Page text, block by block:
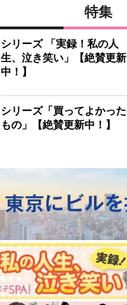
特集
シリーズ 「実録！私の人
生、泣き笑い」【絶賛更新
中！】
シリーズ「買ってよかった
もの」【絶賛更新中！】